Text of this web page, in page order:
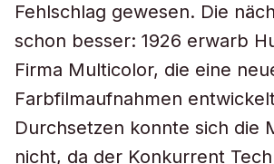
Fehlschlag gewesen. Die
schon besser: 1926 erwarb
Firma Multicolor, die eine
Farbfilmaufnahmen
Durchsetzen konnte sich die
nicht, da der Konkurrent